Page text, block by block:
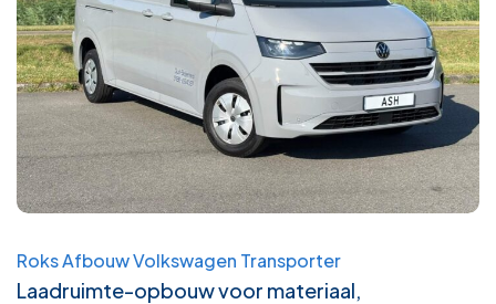
Roks Afbouw Volkswagen Transporter
Laadruimte-opbouw voor materiaal,